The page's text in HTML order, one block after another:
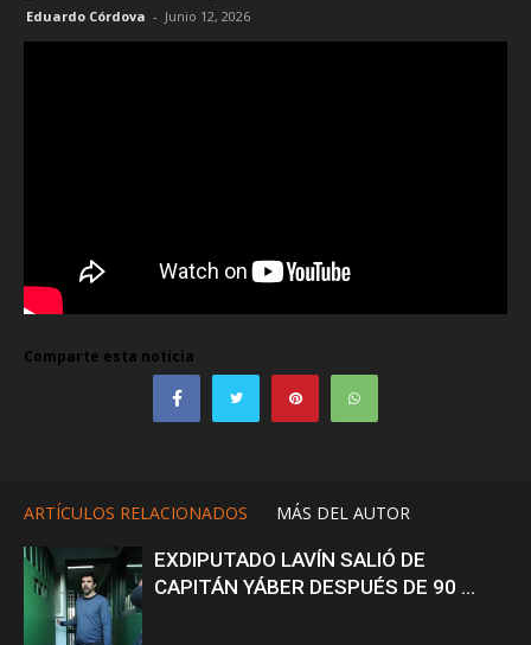
Eduardo Córdova - Junio 12, 2026
Comparte esta noticia
ARTÍCULOS RELACIONADOS MÁS DEL AUTOR
EXDIPUTADO LAVÍN SALIÓ DE
CAPITÁN YÁBER DESPUÉS DE 90 ...